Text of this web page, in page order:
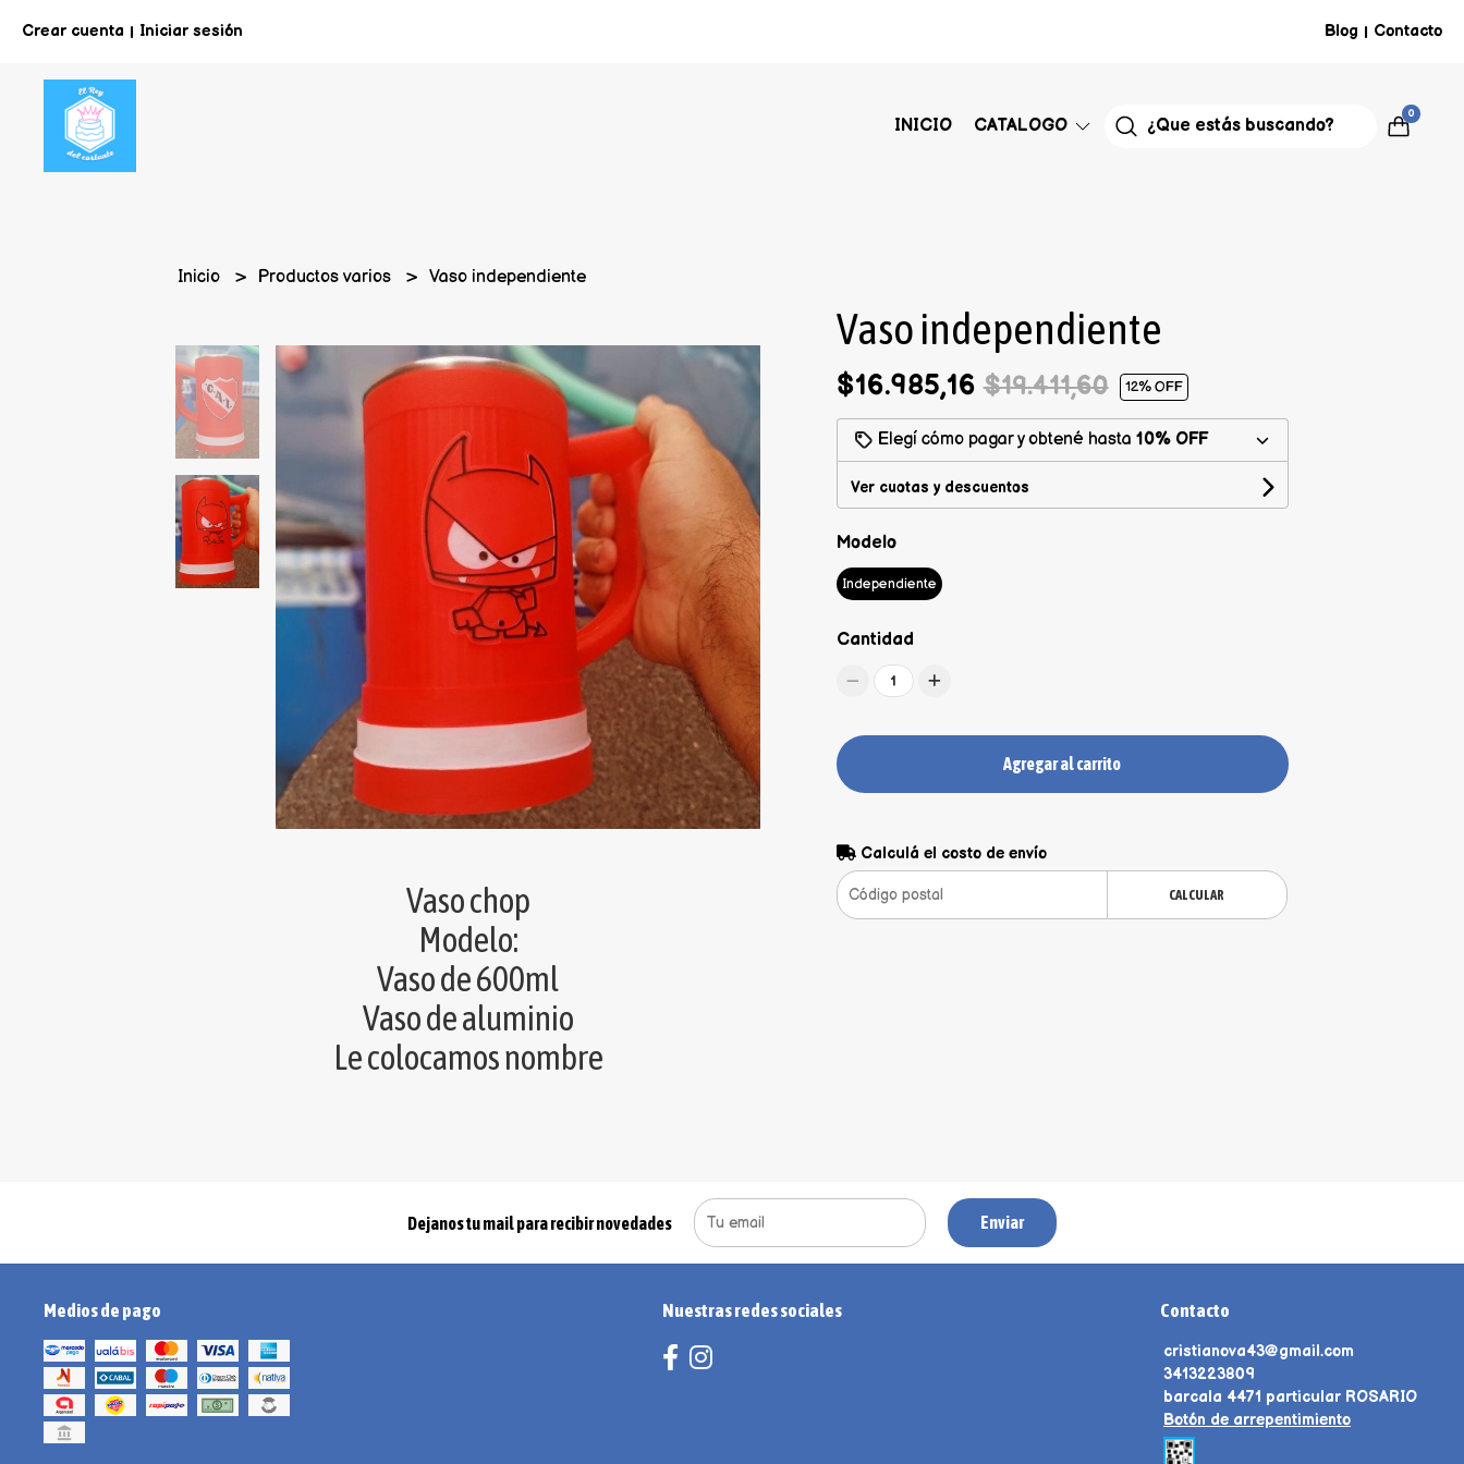
Crear cuenta | Iniciar sesión Blog | Contacto
INICIO CATALOGO
0
Inicio Productos varios Vaso independiente
Vaso chop
Modelo:
Vaso de 600ml
Vaso de aluminio
Le colocamos nombre
Vaso independiente
$16.985,16$19.411,60 12% OFF
Elegí cómo pagar y obtené hasta 10% OFF
Ver cuotas y descuentos
Modelo
Independiente
Cantidad
1
Agregar al carrito
Calculá el costo de envío
CALCULAR
Dejanos tu mail para recibir novedades Enviar
Medios de pago Nuestras redes sociales Contacto
cristianova43@gmail.com
3413223809
barcala 4471 particular ROSARIO
Botón de arrepentimiento